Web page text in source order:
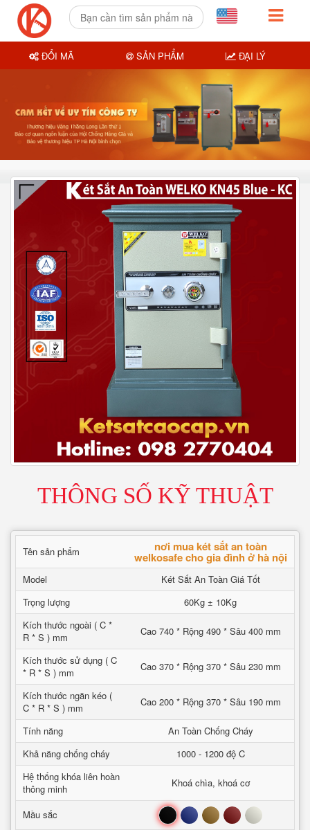
THÔNG SỐ KỸ THUẬT
Tên sản phẩm nơi mua két sắt an toàn
welkosafe cho gia đình ở hà nội
Model
Két Sắt An Toàn Giá Tốt
Trọng lượng
60Kg ± 10Kg
Kích thước ngoài ( C *
R * S ) mm
Cao 740 * Rộng 490 * Sâu 400 mm
Kích thước sử dụng ( C
* R * S ) mm
Cao 370 * Rộng 370 * Sâu 230 mm
Kích thước ngăn kéo (
C * R * S ) mm
Cao 200 * Rộng 370 * Sâu 190 mm
Tính năng
An Toàn Chống Cháy
Khả năng chống cháy
1000 - 1200 độ C
Hệ thống khóa liên hoàn
thông minh
Khoá chìa, khoá cơ
Mầu sắc Đen Xanh Nâu Đỏ Trắng
ĐỔI MÃ SẢN PHẨM ĐẠI LÝ